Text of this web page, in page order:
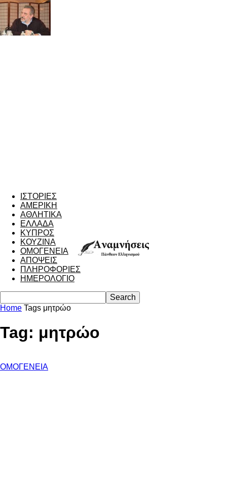
ΙΣΤΟΡΙΕΣ
ΑΜΕΡΙΚΗ
ΑΘΛΗΤΙΚΑ
ΕΛΛΑΔΑ
ΚΥΠΡΟΣ
ΚΟΥΖΙΝΑ
ΟΜΟΓΕΝΕΙΑ
ΑΠΟΨΕΙΣ
ΠΛΗΡΟΦΟΡΙΕΣ
ΗΜΕΡΟΛΟΓΙΟ
Home Tags μητρώο
Tag: μητρώο
ΟΜΟΓΕΝΕΙΑ